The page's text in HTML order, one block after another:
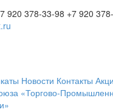
920 378-33-98 +7 920
Новости Контакты
«Торгово-